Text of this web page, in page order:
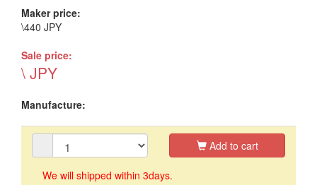
Maker price:
\440 JPY
Sale price:
\ JPY
Manufacture:
Add to cart
We will shipped within 3days.